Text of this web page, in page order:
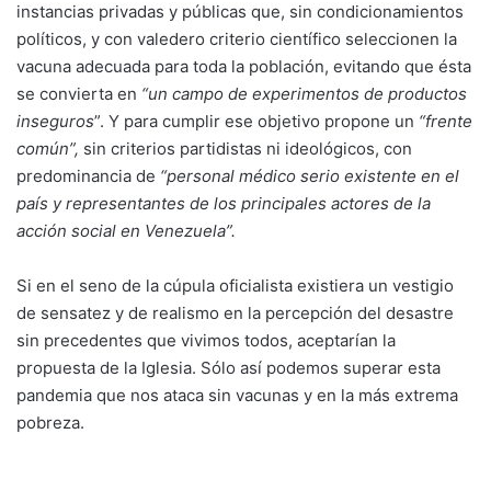
instancias privadas y públicas que, sin condicionamientos
políticos, y con valedero criterio científico seleccionen la
vacuna adecuada para toda la población, evitando que ésta
se convierta en “un campo de experimentos de productos
inseguros”. Y para cumplir ese objetivo propone un “frente
común”, sin criterios partidistas ni ideológicos, con
predominancia de “personal médico serio existente en el
país y representantes de los principales actores de la
acción social en Venezuela”.
Si en el seno de la cúpula oficialista existiera un vestigio
de sensatez y de realismo en la percepción del desastre
sin precedentes que vivimos todos, aceptarían la
propuesta de la Iglesia. Sólo así podemos superar esta
pandemia que nos ataca sin vacunas y en la más extrema
pobreza.